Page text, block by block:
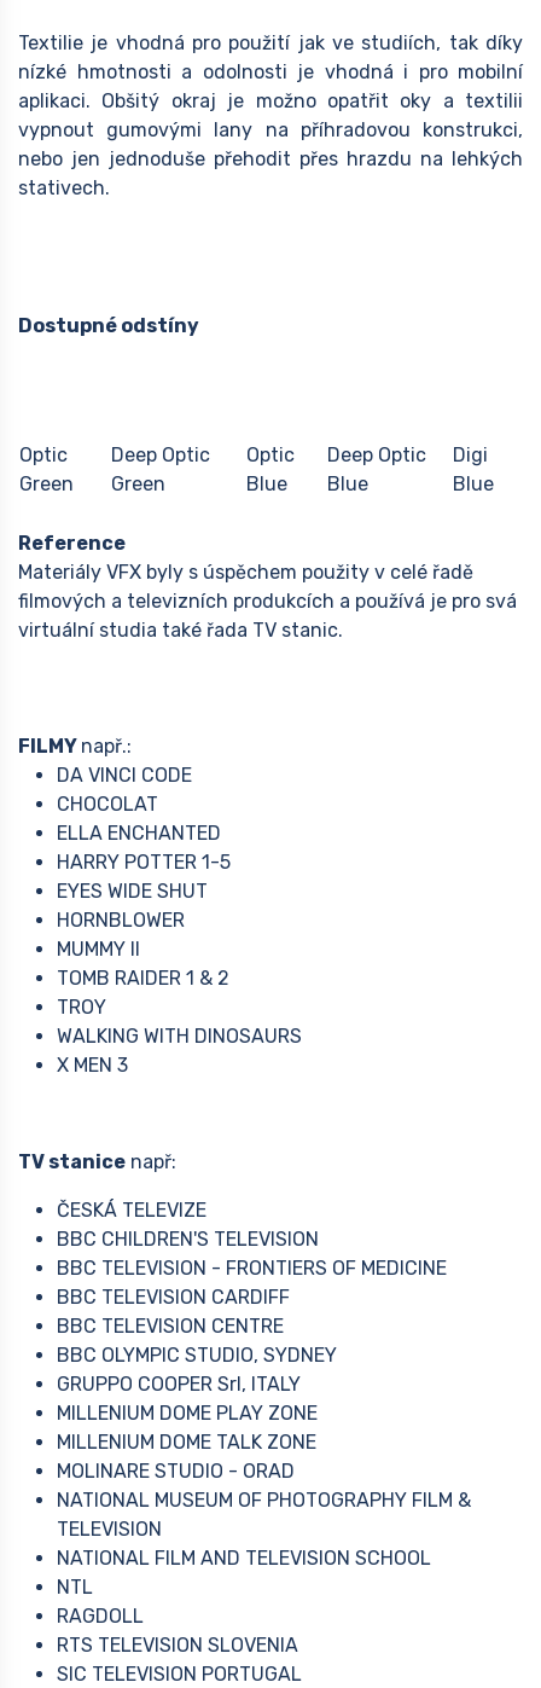
Textilie je vhodná pro použití jak ve studiích, tak díky
nízké hmotnosti a odolnosti je vhodná i pro mobilní
aplikaci. Obšitý okraj je možno opatřit oky a textilii
vypnout gumovými lany na příhradovou konstrukci,
nebo jen jednoduše přehodit přes hrazdu na lehkých
stativech.
Dostupné odstíny
Optic
Green
Deep Optic
Green
Optic
Blue
Deep Optic
Blue
Digi
Blue
Reference
Materiály VFX byly s úspěchem použity v celé řadě
filmových a televizních produkcích a používá je pro svá
virtuální studia také řada TV stanic.
FILMY např.:
DA VINCI CODE
CHOCOLAT
ELLA ENCHANTED
HARRY POTTER 1-5
EYES WIDE SHUT
HORNBLOWER
MUMMY ll
TOMB RAIDER 1 & 2
TROY
WALKING WITH DINOSAURS
X MEN 3
TV stanice např:
ČESKÁ TELEVIZE
BBC CHILDREN'S TELEVISION
BBC TELEVISION - FRONTIERS OF MEDICINE
BBC TELEVISION CARDIFF
BBC TELEVISION CENTRE
BBC OLYMPIC STUDIO, SYDNEY
GRUPPO COOPER Srl, ITALY
MILLENIUM DOME PLAY ZONE
MILLENIUM DOME TALK ZONE
MOLINARE STUDIO - ORAD
NATIONAL MUSEUM OF PHOTOGRAPHY FILM &
TELEVISION
NATIONAL FILM AND TELEVISION SCHOOL
NTL
RAGDOLL
RTS TELEVISION SLOVENIA
SIC TELEVISION PORTUGAL